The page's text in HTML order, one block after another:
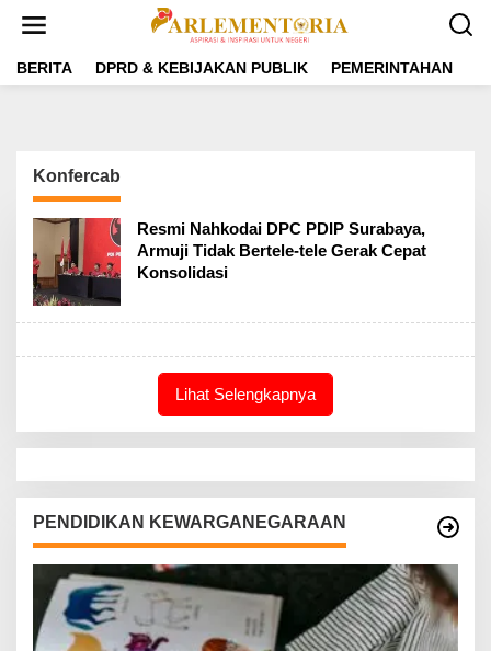
t
BERITA DPRD & KEBIJAKAN PUBLIK PEMERINTAHAN
Konfercab
Resmi Nahkodai DPC PDIP Surabaya,
Armuji Tidak Bertele-tele Gerak Cepat
Konsolidasi
Lihat Selengkapnya
PENDIDIKAN KEWARGANEGARAAN